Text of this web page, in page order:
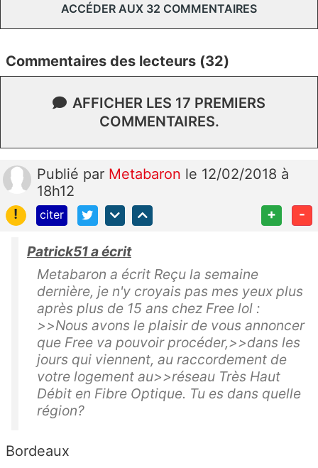
ACCÉDER AUX 32 COMMENTAIRES
Commentaires des lecteurs (32)
AFFICHER LES 17 PREMIERS
COMMENTAIRES.
Publié par Metabaron le 12/02/2018 à
18h12
!
citer + -
Patrick51 a écrit
Metabaron a écrit Reçu la semaine
dernière, je n'y croyais pas mes yeux plus
après plus de 15 ans chez Free lol :
>>Nous avons le plaisir de vous annoncer
que Free va pouvoir procéder,>>dans les
jours qui viennent, au raccordement de
votre logement au>>réseau Très Haut
Débit en Fibre Optique. Tu es dans quelle
région?
Bordeaux